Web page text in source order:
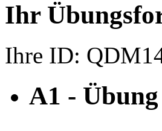
Ihr
Ihre ID:
A1 - Übung